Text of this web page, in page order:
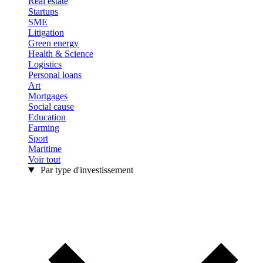
Startups
SME
Litigation
Green energy
Health & Science
Logistics
Personal loans
Art
Mortgages
Social cause
Education
Farming
Sport
Maritime
Voir tout
Par type d'investissement